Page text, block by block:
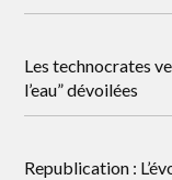
Les technocrates
l’eau” dévoilées
Republication :